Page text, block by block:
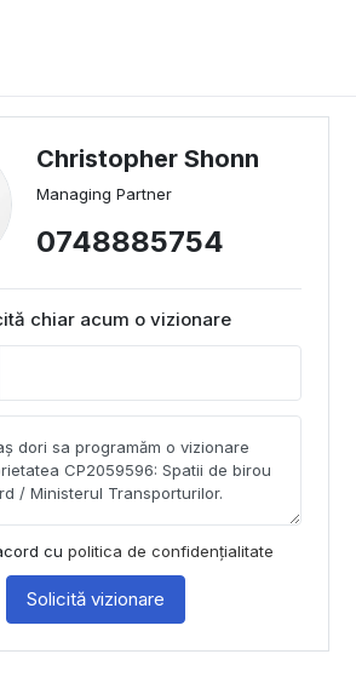
Christopher Shonn
Managing Partner
0748885754
chiar acum o vizionare
cu politica de confidențialitate
Solicită vizionare